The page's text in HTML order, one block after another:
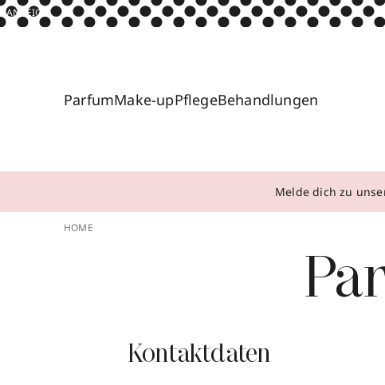
ANZEIGE
ParfumMake-upPflegeBehandlungen
Melde dich zu
HOME
Kontaktdaten